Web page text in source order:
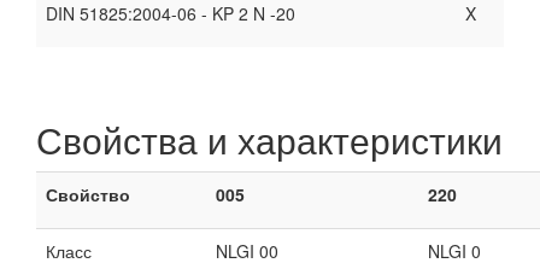
DIN 51825:2004-06 - KP 2 N -20 X
Свойства и характеристики
Свойство 005 220
Класс NLGI 00 NLGI 0